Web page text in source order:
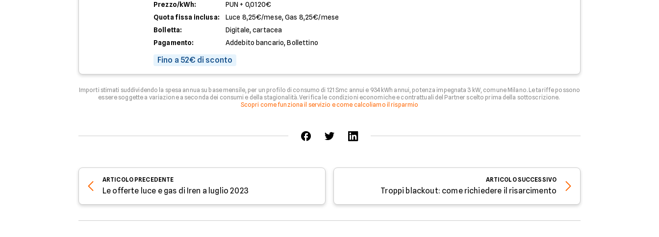
Prezzo/kWh:
PUN + 0,0120€
Quota fissa inclusa:
Luce 8,25€/mese, Gas 8,25€/mese
Bolletta:
Digitale, cartacea
Pagamento:
Addebito bancario, Bollettino
Fino a 52€ di sconto
Importi stimati suddividendo la spesa annua su base mensile, per un profilo di consumo di 121 Smc annui e 934 kWh annui, potenza impegnata 3 kW, comune Milano. Le tariffe possono
essere soggette a variazione a seconda dei consumi e della stagionalità. Verifica le condizioni economiche e contrattuali del Partner scelto prima della sottoscrizione.
Scopri come funziona il servizio e come calcoliamo il risparmio
ARTICOLO PRECEDENTE
Le offerte luce e gas di Iren a luglio 2023
ARTICOLOSUCCESSIVO
Troppi blackout: come richiedere il risarcimento